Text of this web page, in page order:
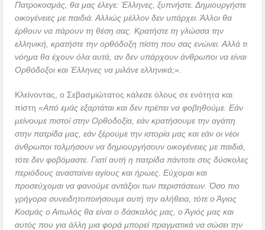
Πατροκοσμάς, θα μας έλεγε: Έλληνες, ξυπνήστε. Δημιουργήστε
οικογένειες με παιδιά. Αλλιώς μέλλον δεν υπάρχει. Άλλοι θα
έρθουν να πάρουν τη θέση σας. Κρατήστε τη γλώσσα την
ελληνική, κρατήστε την ορθόδοξη πίστη που σας ενώνει. Αλλά τι
νόημα θα έχουν όλα αυτά, αν δεν υπάρχουν άνθρωποι να είναι
Ορθόδοξοι και Έλληνες να μιλάνε ελληνικά;».
Κλείνοντας, ο Σεβασμιώτατος κάλεσε όλους σε ενότητα και
πίστη«Από εμάς εξαρτάται και δεν πρέπει να φοβηθούμε. Εάν
μείνουμε πιστοί στην Ορθοδοξία, εάν κρατήσουμε την αγάπη
στην πατρίδα μας, εάν ξέρουμε την ιστορία μας και εάν οι νέοι
άνθρωποι τολμήσουν να δημιουργήσουν οικογένειες με παιδιά,
τότε δεν φοβόμαστε. Γιατί αυτή η πατρίδα πάντοτε στις δύσκολες
περιόδους ανασταίνει αγίους και ήρωες. Εύχομαι και
προσεύχομαι να φανούμε αντάξιοι των περιστάσεων. Όσο πιο
γρήγορα συνειδητοποιήσουμε αυτή την αλήθεια, τότε ο Άγιος
Κοσμάς ο Αιτωλός θα είναι ο δάσκαλός μας, ο Άγιός μας και
αυτός που για άλλη μια φορά μπορεί πραγματικά να σώσει την